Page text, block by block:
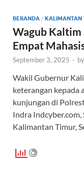
o
k
p
p
BERANDA / KALIMANTAN
Wagub Kaltim
Empat
September 3, 2025 - by
Wakil Gubernur
keterangan kepada
kunjungan di
Indra
Kalimantan Timur,